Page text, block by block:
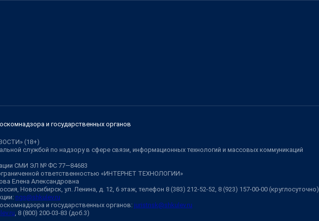
и государственных органов
(18+)
службой по надзору в сфере связи, информационных технологий и массовых коммуникаций
СМИ ЭЛ № ФС 77—84683
ответственностью «ИНТЕРНЕТ ТЕХНОЛОГИИ»
Елена Александровна
Новосибирск, ул. Ленина, д. 12, 6 этаж, телефон 8 (383) 212-52-52, 8 (923) 157-00-00 (круглосуточно)
ngs@shkulev.ru
и государственных органов: juristnsk@shkulev.ru
, 8 (800) 200-03-83 (доб.3)